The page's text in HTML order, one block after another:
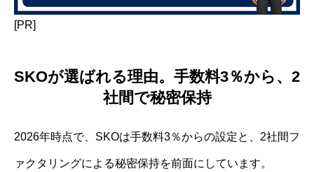
[PR]
SKOが選ばれる理由。手数料3％から、2
社間で秘密保持
2026年時点で、SKOは手数料3％からの設定と、2社間フ
ァクタリングによる秘密保持を前面にしています。